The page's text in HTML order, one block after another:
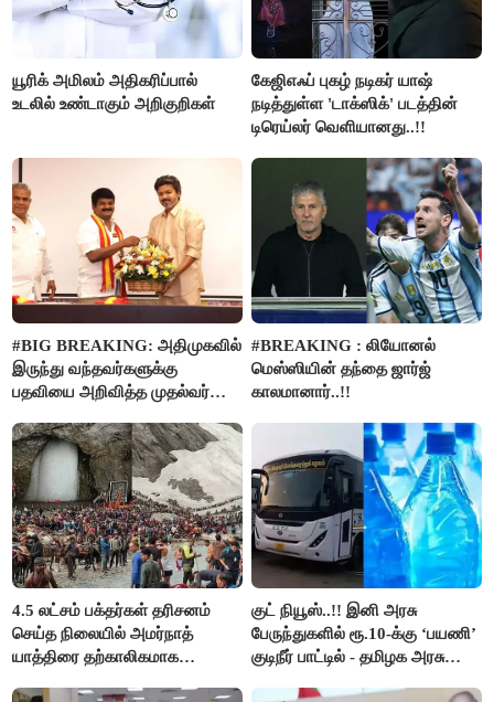
யூரிக் அமிலம் அதிகரிப்பால்
உடலில் உண்டாகும் அறிகுறிகள்
கேஜிஎஃப் புகழ் நடிகர் யாஷ்
நடித்துள்ள 'டாக்‌ஸிக்' படத்தின்
டிரெய்லர் வெளியானது..!!
#BIG BREAKING: அதிமுகவில்
இருந்து வந்தவர்களுக்கு
பதவியை அறிவித்த முதல்வர்
#BREAKING : லியோனல்
மெஸ்ஸியின் தந்தை ஜார்ஜ்
காலமானார்..!!
4.5 லட்சம் பக்தர்கள் தரிசனம்
செய்த நிலையில் அமர்நாத்
யாத்திரை தற்காலிகமாக
குட் நியூஸ்..!! இனி அரசு
பேருந்துகளில் ரூ.10-க்கு ‘பயணி’
குடிநீர் பாட்டில் - தமிழக அரசு